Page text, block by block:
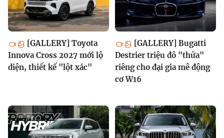
[GALLERY] Toyota
Innova Cross 2027 mới lộ
diện, thiết kế "lột xác"
[GALLERY] Bugatti
Destrier triệu đô "thửa"
riêng cho đại gia mê động
cơ W16